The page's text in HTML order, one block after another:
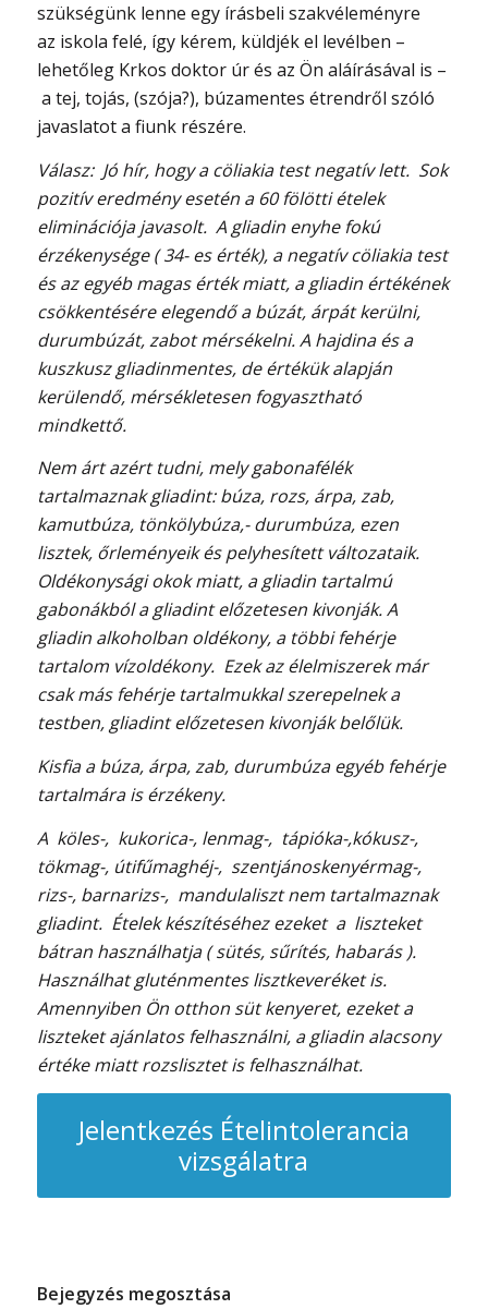
szükségünk lenne egy írásbeli szakvéleményre
az iskola felé, így kérem, küldjék el levélben –
lehetőleg Krkos doktor úr és az Ön aláírásával is –
a tej, tojás, (szója?), búzamentes étrendről szóló
javaslatot a fiunk részére.
Válasz: Jó hír, hogy a cöliakia test negatív lett. Sok
pozitív eredmény esetén a 60 fölötti ételek
eliminációja javasolt. A gliadin enyhe fokú
érzékenysége ( 34- es érték), a negatív cöliakia test
és az egyéb magas érték miatt, a gliadin értékének
csökkentésére elegendő a búzát, árpát kerülni,
durumbúzát, zabot mérsékelni. A hajdina és a
kuszkusz gliadinmentes, de értékük alapján
kerülendő, mérsékletesen fogyasztható
mindkettő.
Nem árt azért tudni, mely gabonafélék
tartalmaznak gliadint: búza, rozs, árpa, zab,
kamutbúza, tönkölybúza,- durumbúza, ezen
lisztek, őrleményeik és pelyhesített változataik.
Oldékonysági okok miatt, a gliadin tartalmú
gabonákból a gliadint előzetesen kivonják. A
gliadin alkoholban oldékony, a többi fehérje
tartalom vízoldékony. Ezek az élelmiszerek már
csak más fehérje tartalmukkal szerepelnek a
testben, gliadint előzetesen kivonják belőlük.
Kisfia a búza, árpa, zab, durumbúza egyéb fehérje
tartalmára is érzékeny.
A köles-, kukorica-, lenmag-, tápióka-,kókusz-,
tökmag-, útifűmaghéj-, szentjánoskenyérmag-,
rizs-, barnarizs-, mandulaliszt nem tartalmaznak
gliadint. Ételek készítéséhez ezeket a liszteket
bátran használhatja ( sütés, sűrítés, habarás ).
Használhat gluténmentes lisztkeveréket is.
Amennyiben Ön otthon süt kenyeret, ezeket a
liszteket ajánlatos felhasználni, a gliadin alacsony
értéke miatt rozslisztet is felhasználhat.
Jelentkezés Ételintolerancia
vizsgálatra
Bejegyzés megosztása